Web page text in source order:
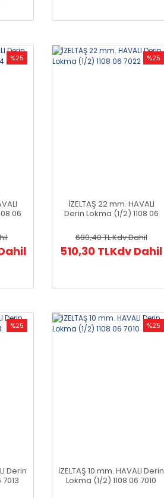
%25
06
%25
İZELTAŞ 22 mm. HAVALI
Derin Lokma (1/2) 1108 06
680,40 TLKdv Dahil
510,30 TLKdv Dahil
%25
Derin
%25
İZELTAŞ 10 mm. HAVALI Derin
Lokma (1/2) 1108 06 7010